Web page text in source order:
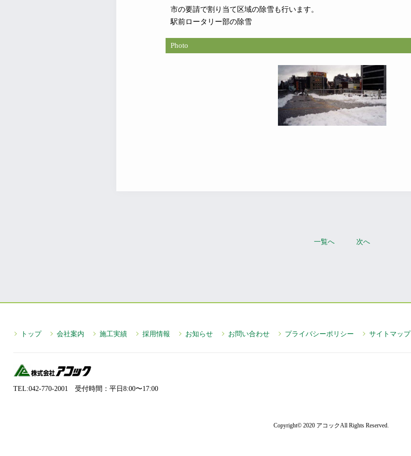
市の要請で割り当て区域の除雪も行います。
駅前ロータリー部の除雪
Photo
一覧へ 次へ
トップ 会社案内 施工実績 採用情報 お知らせ お問い合わせ プライバシーポリシー サイトマップ
TEL:042-770-2001 受付時間：平⽇8:00〜17:00
Copyright© 2020 アコックAll Rights Reserved.